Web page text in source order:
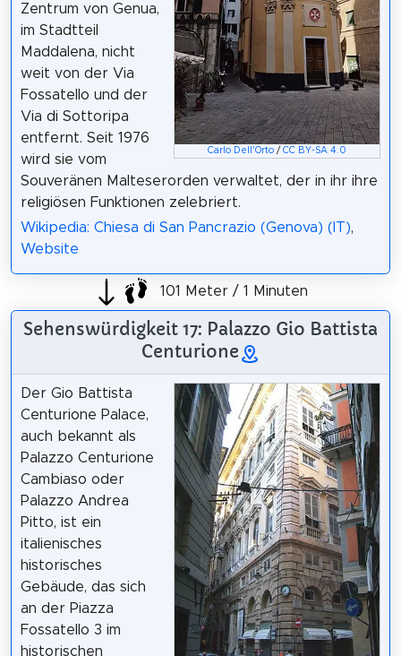
Carlo Dell'Orto /CC BY-SA 4.0
Zentrum von Genua,
im Stadtteil
Maddalena, nicht
weit von der Via
Fossatello und der
Via di Sottoripa
entfernt. Seit 1976
wird sie vom
Souveränen Malteserorden verwaltet, der in ihr ihre
religiösen Funktionen zelebriert.
Wikipedia: Chiesa di San Pancrazio (Genova) (IT),
Website
101 Meter / 1 Minuten
Sehenswürdigkeit 17: Palazzo Gio Battista
Centurione
Der Gio Battista
Centurione Palace,
auch bekannt als
Palazzo Centurione
Cambiaso oder
Palazzo Andrea
Pitto, ist ein
italienisches
historisches
Gebäude, das sich
an der Piazza
Fossatello 3 im
historischen